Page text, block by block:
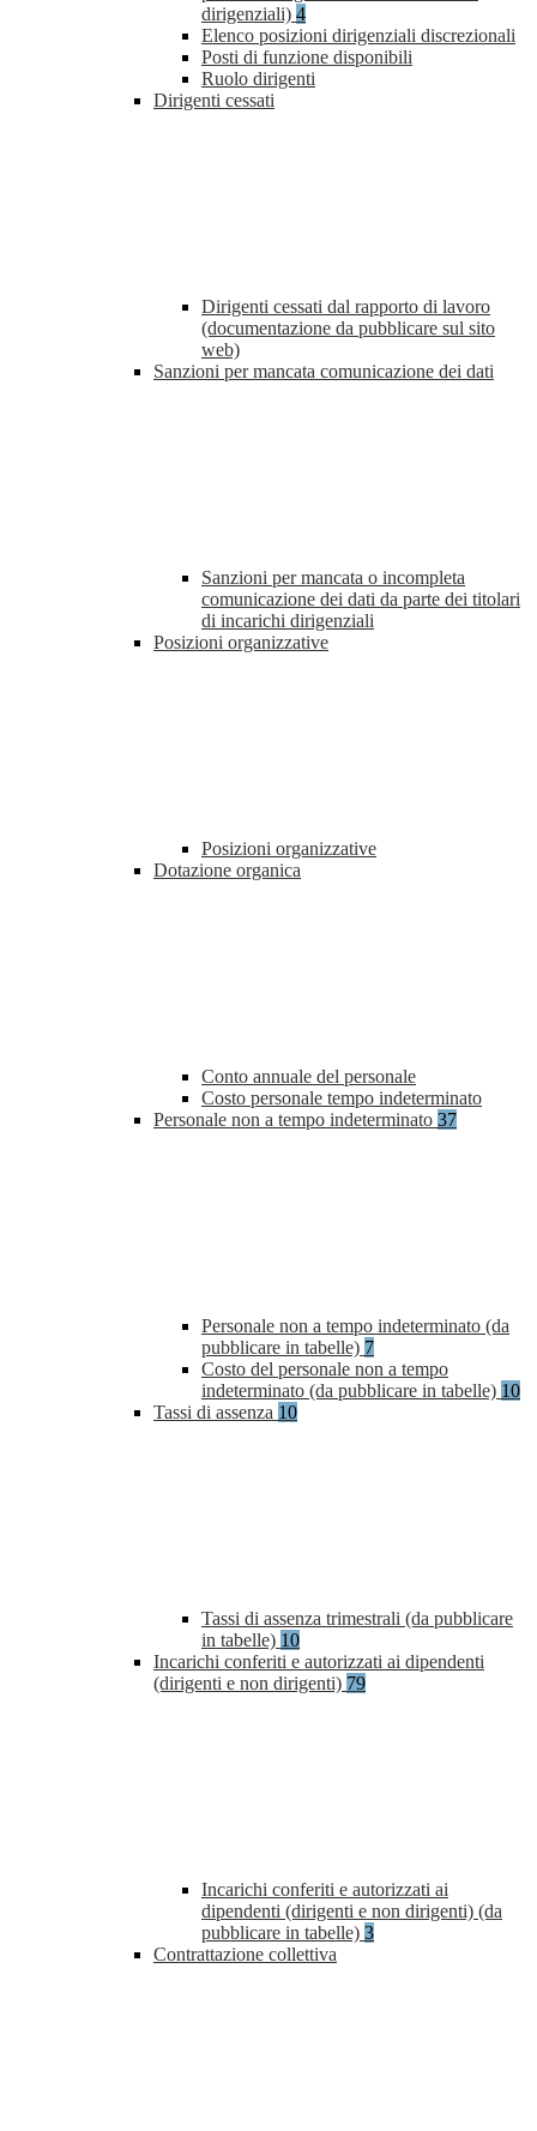
dirigenziali) 4
Elenco posizioni dirigenziali discrezionali
Posti di funzione disponibili
Ruolo dirigenti
Dirigenti cessati
Dirigenti cessati dal rapporto di lavoro
(documentazione da pubblicare sul sito
web)
Sanzioni per mancata comunicazione dei dati
Sanzioni per mancata o incompleta
comunicazione dei dati da parte dei titolari
di incarichi dirigenziali
Posizioni organizzative
Posizioni organizzative
Dotazione organica
Conto annuale del personale
Costo personale tempo indeterminato
Personale non a tempo indeterminato 37
Personale non a tempo indeterminato (da
pubblicare in tabelle) 7
Costo del personale non a tempo
indeterminato (da pubblicare in tabelle) 10
Tassi di assenza 10
Tassi di assenza trimestrali (da pubblicare
in tabelle) 10
Incarichi conferiti e autorizzati ai dipendenti
(dirigenti e non dirigenti) 79
Incarichi conferiti e autorizzati ai
dipendenti (dirigenti e non dirigenti) (da
pubblicare in tabelle) 3
Contrattazione collettiva